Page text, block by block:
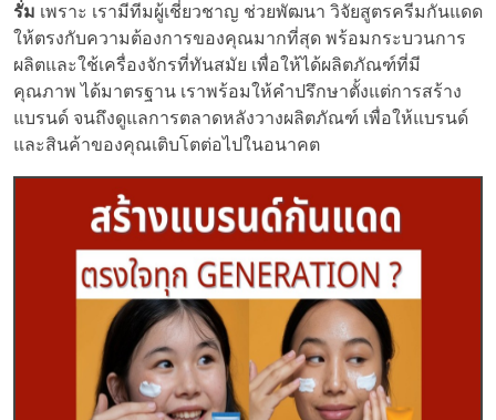
รั่ม เพราะ เรามีทีมผู้เชี่ยวชาญ ช่วยพัฒนา วิจัยสูตรครีมกันแดด
ให้ตรงกับความต้องการของคุณมากที่สุด พร้อมกระบวนการ
ผลิตและใช้เครื่องจักรที่ทันสมัย เพื่อให้ได้ผลิตภัณฑ์ที่มี
คุณภาพ ได้มาตรฐาน เราพร้อมให้คำปรึกษาตั้งแต่การสร้าง
แบรนด์ จนถึงดูแลการตลาดหลังวางผลิตภัณฑ์ เพื่อให้แบรนด์
และสินค้าของคุณเติบโตต่อไปในอนาคต